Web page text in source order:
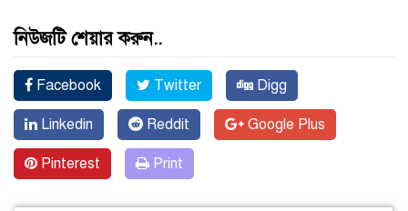
নিউজটি শেয়ার করুন..
Facebook Twitter Digg
Linkedin Reddit Google Plus
Pinterest Print